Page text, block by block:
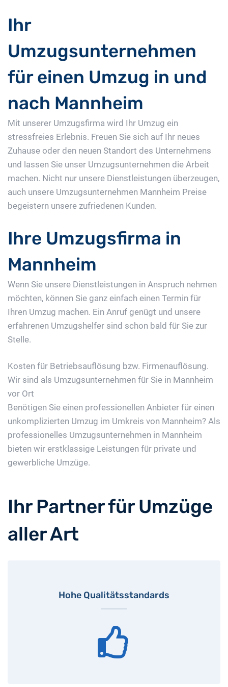
Ihr
Umzugsunternehmen
für einen Umzug in und
nach Mannheim
Mit unserer Umzugsfirma wird Ihr Umzug ein
stressfreies Erlebnis. Freuen Sie sich auf Ihr neues
Zuhause oder den neuen Standort des Unternehmens
und lassen Sie unser Umzugsunternehmen die Arbeit
machen. Nicht nur unsere Dienstleistungen überzeugen,
auch unsere Umzugsunternehmen Mannheim Preise
begeistern unsere zufriedenen Kunden.
Ihre Umzugsfirma in
Mannheim
Wenn Sie unsere Dienstleistungen in Anspruch nehmen
möchten, können Sie ganz einfach einen Termin für
Ihren Umzug machen. Ein Anruf genügt und unsere
erfahrenen Umzugshelfer sind schon bald für Sie zur
Stelle.
Kosten für Betriebsauflösung bzw. Firmenauflösung.
Wir sind als Umzugsunternehmen für Sie in Mannheim
vor Ort
Benötigen Sie einen professionellen Anbieter für einen
unkomplizierten Umzug im Umkreis von Mannheim? Als
professionelles Umzugsunternehmen in Mannheim
bieten wir erstklassige Leistungen für private und
gewerbliche Umzüge.
Ihr Partner für Umzüge
aller Art
Hohe Qualitätsstandards